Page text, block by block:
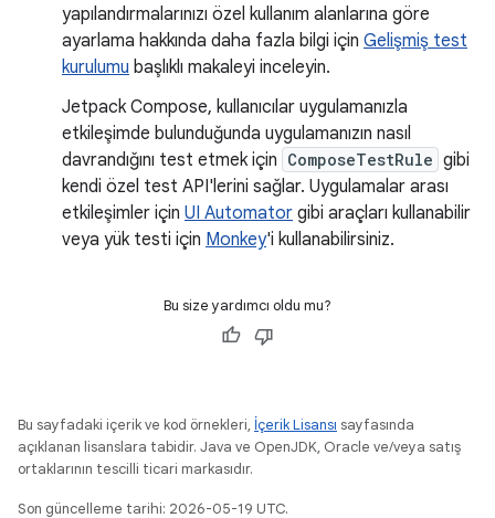
yapılandırmalarınızı özel kullanım alanlarına göre
ayarlama hakkında daha fazla bilgi için Gelişmiş test
kurulumu başlıklı makaleyi inceleyin.
Jetpack Compose, kullanıcılar uygulamanızla
etkileşimde bulunduğunda uygulamanızın nasıl
davrandığını test etmek için ComposeTestRule gibi
kendi özel test API'lerini sağlar. Uygulamalar arası
etkileşimler için UI Automator gibi araçları kullanabilir
veya yük testi için Monkey'i kullanabilirsiniz.
Bu size yardımcı oldu mu?
Bu sayfadaki içerik ve kod örnekleri, İçerik Lisansı sayfasında
açıklanan lisanslara tabidir. Java ve OpenJDK, Oracle ve/veya satış
ortaklarının tescilli ticari markasıdır.
Son güncelleme tarihi: 2026-05-19 UTC.